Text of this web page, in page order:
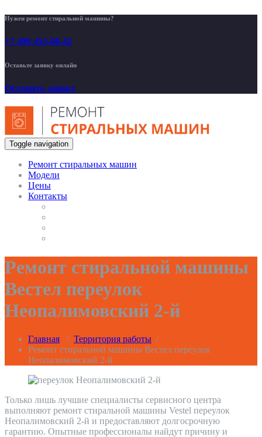
Нужен ремонт стиральной машины?
+7 499 455-00-42
Оставьте заявку онлайн
Оставить заявку
Toggle navigation
Ремонт стиральных машин
Модели
Цены
Контакты
Ремонт стиральной машины
Вестел переулок
Неопалимовский 2-й
Главная / Территория работы /
Ремонт стиральной машины Вестел переулок
Неопалимовский 2-й
Только лишь лучшие специалисты сервисного центра
выполняют ремонт стиральной машины Vestel переулок
Неопалимовский 2-й и предоставляют долгосрочную
гарантию. Опытные профессионалы найдут причину и